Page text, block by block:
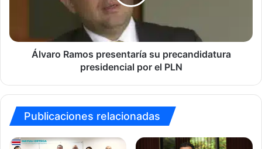
PLN
Álvaro Ramos presentaría su precandidatura
presidencial por el PLN
Publicaciones relacionadas